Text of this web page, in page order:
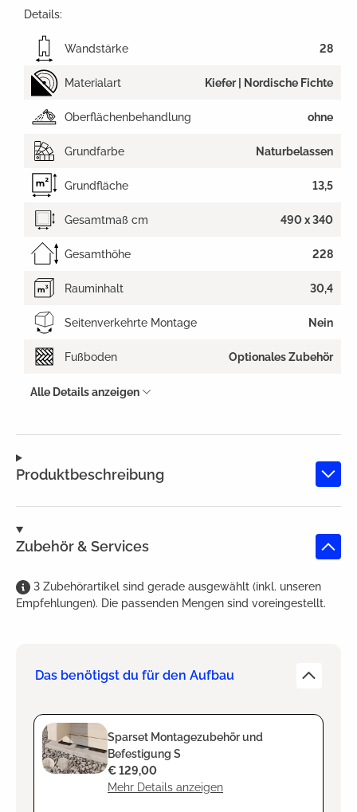
Produktbeschreibung
Zubehör & Services
3 Zubehörartikel sind gerade ausgewählt (inkl. unseren
Empfehlungen). Die passenden Mengen sind voreingestellt.
Das benötigst du für den Aufbau
Sparset Montagezubehör und
Befestigung S
Mehr Details anzeigen
€ 129,00
Details:
Wandstärke 28
Materialart Kiefer | Nordische Fichte
Oberflächenbehandlung ohne
Grundfarbe Naturbelassen
Grundfläche 13,5
Gesamtmaß cm 490 x 340
Gesamthöhe 228
Rauminhalt 30,4
Seitenverkehrte Montage Nein
Fußboden Optionales Zubehör
Alle Details anzeigen